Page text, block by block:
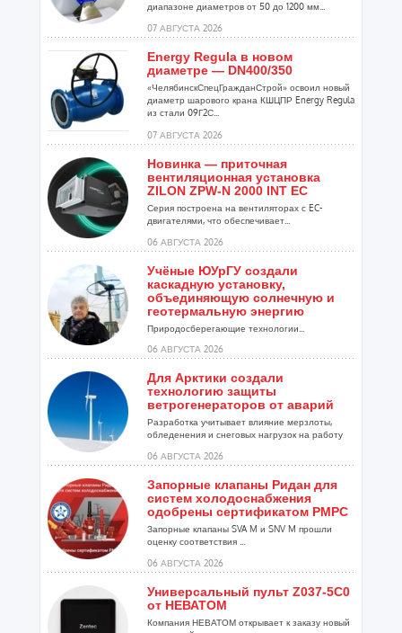
диапазоне диаметров от 50 до 1200 мм...
07 АВГУСТА 2026
Energy Regula в новом
диаметре — DN400/350
«ЧелябинскСпецГражданСтрой» освоил новый
диаметр шарового крана КШЦПР Energy Regula
из стали 09Г2С...
07 АВГУСТА 2026
Новинка — приточная
вентиляционная установка
ZILON ZPW-N 2000 INT EC
Серия построена на вентиляторах с EC-
двигателями, что обеспечивает...
06 АВГУСТА 2026
Учёные ЮУрГУ создали
каскадную установку,
объединяющую солнечную и
геотермальную энергию
Природосберегающие технологии...
06 АВГУСТА 2026
Для Арктики создали
технологию защиты
ветрогенераторов от аварий
Разработка учитывает влияние мерзлоты,
обледенения и снеговых нагрузок на работу
06 АВГУСТА 2026
Запорные клапаны Ридан для
систем холодоснабжения
одобрены сертификатом РМРС
Запорные клапаны SVA M и SNV M прошли
оценку соответствия ...
06 АВГУСТА 2026
Универсальный пульт Z037-5C0
от НЕВАТОМ
Компания НЕВАТОМ открывает к заказу новый